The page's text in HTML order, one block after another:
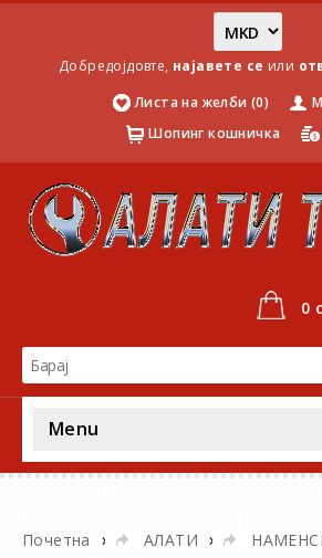
Добредојдовте, најавете се или
Листа на желби (0)
Шопинг кошничка
0
Menu
Почетна » АЛАТИ »